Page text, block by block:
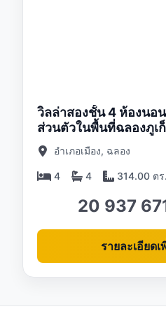
วิลล่าสองชั้น 4 ห้องนอ
ส่วนตัวในพื้นที่ฉลองภูเ
โอเอซิสวิลล่าคอมเพล็กซ์
อำเภอเมือง, ฉลอง
4 4 314.00 ต
20 937
รายละเอียดเ